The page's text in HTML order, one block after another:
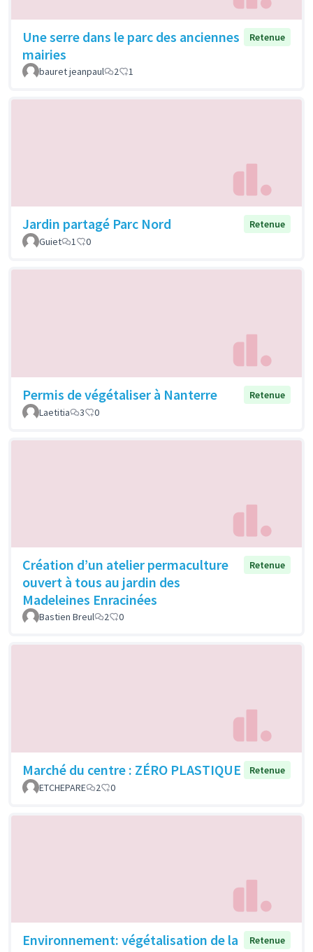
Une serre dans le parc des anciennes
mairies
Retenue
bauret jeanpaul 2 1
Jardin partagé Parc Nord
Retenue
Guiet
1 0
Permis de végétaliser à Nanterre
Retenue
Laetitia
3 0
Création d’un atelier permaculture
ouvert à tous au jardin des
Madeleines Enracinées
Retenue
Bastien Breul 2 0
Marché du centre : ZÉRO PLASTIQUE
Retenue
ETCHEPARE
2 0
Environnement: végétalisation de la
Retenue